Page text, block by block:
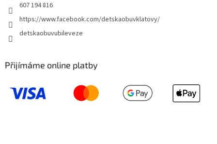
607 194 816
https://www.facebook.com/detskaobuvklatovy/
detskaobuvubileveze
Přijímáme online platby